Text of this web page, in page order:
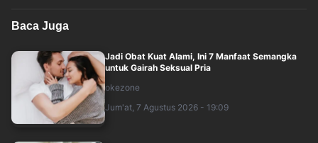
Baca Juga
Jadi Obat Kuat Alami, Ini 7 Manfaat Semangka
untuk Gairah Seksual Pria
okezone
Jum'at, 7 Agustus 2026 - 19:09